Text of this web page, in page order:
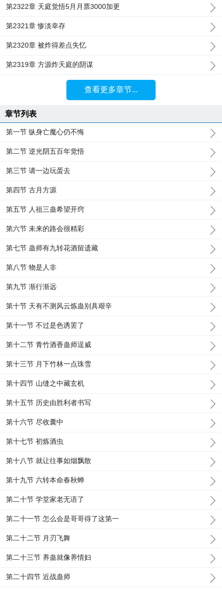
第2322章 天庭觉悟5月月票3000加更
第2321章 惨淡幸存
第2320章 被炸得差点失忆
第2319章 方源炸天庭的阴谋
查看更多章节...
章节列表
第一节 纵身亡魔心仍不悔
第二节 逆光阴五百年觉悟
第三节 请一边玩蛋去
第四节 古月方源
第五节 人祖三蛊希望开窍
第六节 未来的路会很精彩
第七节 蛊师有九转花酒留遗藏
第八节 物是人非
第九节 渐行渐远
第十节 天有不测风云炼蛊别具艰辛
第十一节 不过是色诱罢了
第十二节 青竹酒香蛊师逞威
第十三节 月下竹林一点珠雪
第十四节 山缝之中藏玄机
第十五节 历史由胜利者书写
第十六节 尽收囊中
第十七节 初炼酒虫
第十八节 就让往事如烟飘散
第十九节 六转本命春秋蝉
第二十节 学堂家老无语了
第二十一节 怎么会是哥哥得了这第一
第二十二节 月刃飞舞
第二十三节 养蛊就像养情妇
第二十四节 近战蛊师